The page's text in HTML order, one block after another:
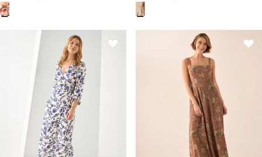
Vestido manga larga para mujer - Azul
Favoritos
Vestido Largo Floral con